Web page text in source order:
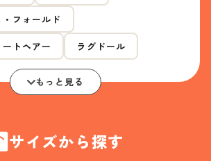
フォールド
トヘアー ラグドール
もっと見る
サイズから探す